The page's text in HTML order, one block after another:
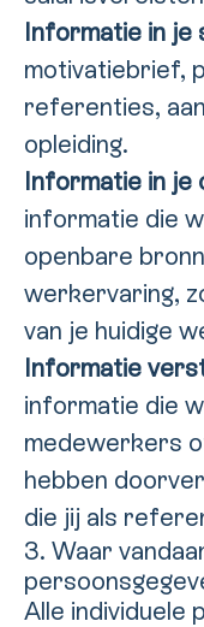
Informatie in je
motivatiebrief,
referenties,
opleiding.
Informatie in je
informatie die
openbare
werkervaring,
van je huidige
Informatie
informatie die
medewerkers
hebben
die jij als
3. Waar
Alle individuele